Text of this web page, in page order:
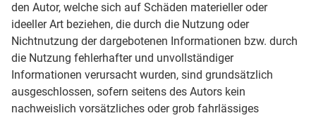
den Autor, welche sich auf Schäden materieller oder
ideeller Art beziehen, die durch die Nutzung oder
Nichtnutzung der dargebotenen Informationen bzw. durch
die Nutzung fehlerhafter und unvollständiger
Informationen verursacht wurden, sind grundsätzlich
ausgeschlossen, sofern seitens des Autors kein
nachweislich vorsätzliches oder grob fahrlässiges